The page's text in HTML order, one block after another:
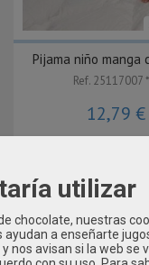
Pijama niño manga
Ref. 25117007
12,79 €
utilizar
chocolate, nuestras
a enseñarte
avisan si la web se